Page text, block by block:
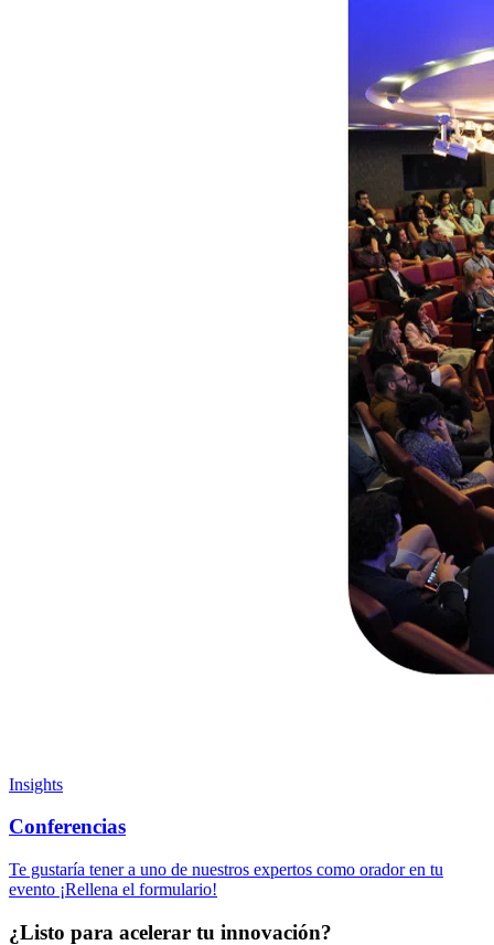
Insights
Conferencias
Te gustaría tener a uno de nuestros expertos como orador en tu
evento ¡Rellena el formulario!
¿Listo para acelerar tu innovación?